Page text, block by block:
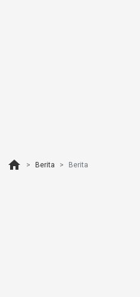
home Berita Berita